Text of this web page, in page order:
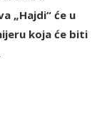
„Hajdi“ će u
koja će biti